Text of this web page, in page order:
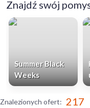
Znajdź swój
Summer Black
Weeks
Znalezionych ofert: 217